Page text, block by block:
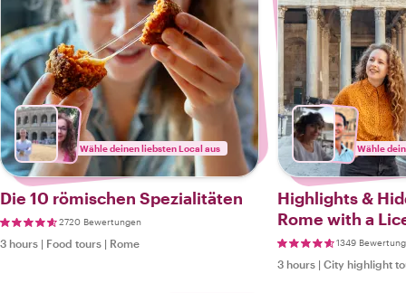
Wähle deinen liebsten Local aus
Die 10 römischen Spezialitäten
2720 Bewertungen
3 hours | Food tours | Rome
Wähle
Highlights &
Rome with a
1349
3 hours | City highlight